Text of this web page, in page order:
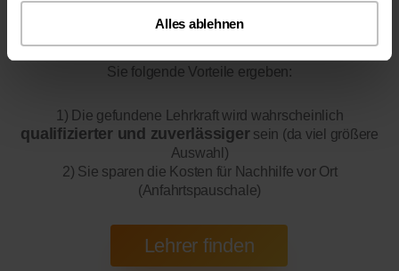
Alles ablehnen
Online-Unterricht
Sie folgende Vorteile ergeben:
1) Die gefundene Lehrkraft wird wahrscheinlich
qualifizierter und zuverlässigersein (da viel größere
Auswahl)
2) Sie sparen die Kosten für Nachhilfe vor Ort
(Anfahrtspauschale)